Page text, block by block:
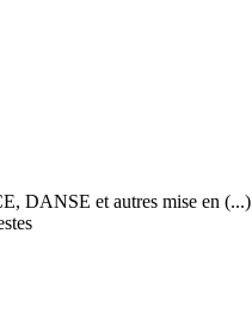
DANSE et autres mise en (...)